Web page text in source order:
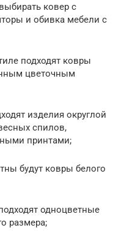
ковер с
и обивка мебели с
подходят ковры
цветочным
изделия округлой
спилов,
принтами;
будут ковры белого
одноцветные
размера;